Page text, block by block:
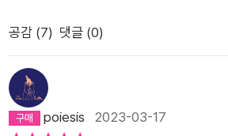
신의 몸을 마음대로 할 수 없는 순간에 이
종류의 외로움을 받아들이게 될 것이다.
인 듯하나, 많은 지인들이 앨리스를 찾아
그녀가 죽은 후에야 알게 된 것처럼, 생각
순간. 나만의 걷기를 통해 고닉은 보고, 듣
사유한다. 그리고 ‘뉴욕은 나의 도시인 만
만 어느 누구도 이 도시를 더 가지진 못한
이 얼마나 근사한가. 누구에게 나 열려있
통하며 관계를 맺는 공간이 바로 뉴욕이다
그대로, 도시를 있는 그대로 느낀다. 내가
고, 도시를 떠나는 데 공포증이 있었다는
시를 떠나는 것에 일종의 두려움을 갖고
이해하지 않았을까.그리고 이 도시에는
드처럼 나에게도 ‘어떤 상황에서든 영원
다고 느끼는’(8쪽) 염세를 주고받으며 자
물들과의 영원할 것 같았던 우정들, 짝으
연결되어 있는 사람들의 이야기가 이어진
의 관계의 끈은 옅어지고, 외로움은 짙어
살아남는다. 에드먼드 고스의 회고록 <아
버지의 거짓을 발견한 여덟 살 아이가 내
로 질문한다. 아빠라고 모든 걸 아는 게 아
없다는 깨달음, 욕망의 주체가 되는 데 골
없는 보이지 않는 얇은 막과 굳이 화해하
대로 갈등하고 느끼며 살아가는 지혜의 이
와 여유로운 솔직함으로 펼쳐낸다. 그것
아니 에르노의 작품들 만큼이나 자신을
이 유대인, 이민자, 도시하층민으로 문을
다툼과 애착에 관해 서슴없이 치부를 드
소설 보다 더 소설 같은 그 시절의 이야기
럼 그려져 재밌으면서도 걱정이 되었습니
공감 (7) 댓글 (0)
poiesis 2023-03-17